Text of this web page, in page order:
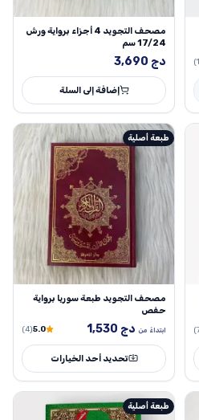
مصحف التجويد 4 أجزاء برواية ورش
17/24 سم
3,690 دج
إضافة إلى السلة
طبعة أصلية
مصحف التجويد طبعة سوريا برواية
حفص
ابتداءً من 1,530 دج 5.0
(4)
تحديد أحد الخيارات
طبعة أصلية